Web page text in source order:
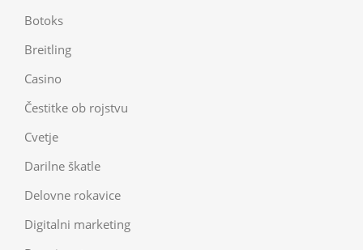
Botoks
Breitling
Casino
Čestitke ob rojstvu
Cvetje
Darilne škatle
Delovne rokavice
Digitalni marketing